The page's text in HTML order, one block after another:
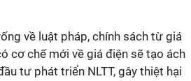
về luật pháp, chính sách từ giá
cơ chế mới về giá điện sẽ tạo ách
tư phát triển NLTT, gây thiệt hại